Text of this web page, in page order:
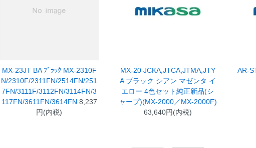
MX-23JT BA ﾌﾞﾗｯｸ MX-2310F
N/2310F/2311FN/2514FN/251
7FN/3111F/3112FN/3114FN/3
117FN/3611FN/3614FN 8,237
円(内税)
MX-20 JCKA,JTCA,JTMA,JTY
A ブラック シアン マゼンタ イ
エロー 4色セット純正新品(シ
ャープ)(MX-2000／MX-2000F)
63,640円(内税)
AR-